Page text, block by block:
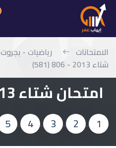
الامتحانات رياضيات - بجروت
شتاء 2013 - 806 (581)
امتحان شتاء 2013 - 806 (581)
1
2
3
4
5